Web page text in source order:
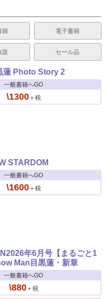
籍 電子書籍
題 セール品
蓮 Photo Story 2
一般書籍へGO
\1300＋税
STARDOM
一般書籍へGO
\1600＋税
年6月号【まるごと1
Man目黒蓮・新章
一般書籍へGO
\880＋税